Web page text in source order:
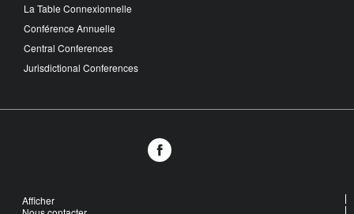
La Table Connexionnelle
Conférence Annuelle
Central Conferences
Jurisdictional Conferences
Afficher